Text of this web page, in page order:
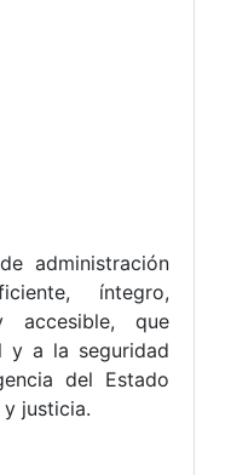
administración
íntegro,
accesible, que
y a la seguridad
del Estado
justicia.